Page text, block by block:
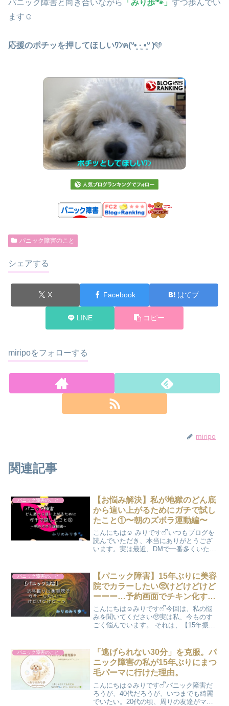
パニック障害と向き合いながら 「みり歩🐾」 ずつ歩んでい
ます☺️
応援のポチッを押してほしいﾜﾝฅ(ᐡ•͈ ·̫ •͈ᐡ )🩵
パニック障害のこと
シェアする
X Facebook はてブ
LINE コピー
miripoをフォローする
miripo
関連記事
パニック障害のこと
【お悩み解決】私が地獄のどん底
から這い上がるためにガチで試し
たこと①〜朝のズボラ運動編〜
こんにちは☺️ みりですෆ ᩚいつもブログを
読んでいただき、本当にありがとうござ
います。実は最近、DMで一番多くいただ
れていたときは何をして良くなったんで
すか？」とい...
パニック障害のこと
【パニック障害】15年ぶりに美容
院でカラーしたい🥺けどけどけど
ーーー…予約画面でチキン化する
私🐔
こんにちは☺️みりですෆ‪ ᩚ今回は、私の悩
みを聞いてください🥺実は私、今ものす
ごく悩んでいます。 それは、【15年振り
約すればいいじゃん」って思うかもしれ
ません。 で...
パニック障害のこと
「逃げられない30分」を克服。パ
ニック障害の私が15年ぶりにまつ
毛パーマに行けた理由。
こんにちは☺️みりですෆ ᩚパニック障害だ
ろうが、40代だろうが、いつまでも綺麗
でいたい。20代の頃、周りの友達がマツ